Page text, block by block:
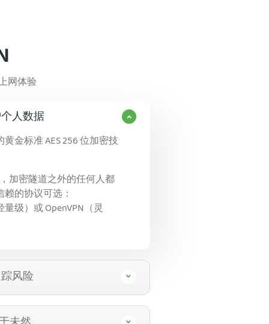
网体验
人数据
金标准 AES 256 位加密技
加密隧道之外的任何人都
的协议可选：
量级）或 OpenVPN（灵
风险